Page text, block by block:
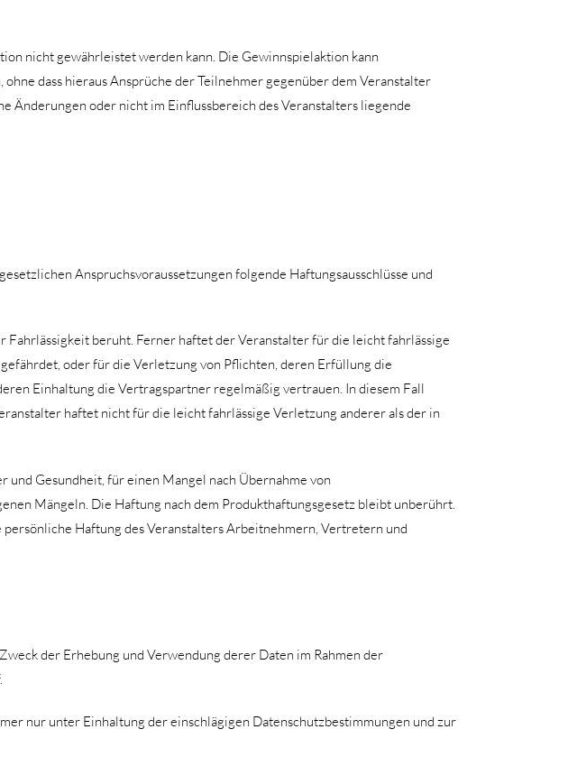
nicht gewährleistet werden kann. Die Gewinnspielaktion kann
dass hieraus Ansprüche der Teilnehmer gegenüber dem Veranstalter
Änderungen oder nicht im Einflussbereich des Veranstalters liegende
Anspruchsvoraussetzungen folgende Haftungsausschlüsse und
Fahrlässigkeit beruht. Ferner haftet der Veranstalter für die leicht fahrlässige
oder für die Verletzung von Pflichten, deren Erfüllung die
Einhaltung die Vertragspartner regelmäßig vertrauen. In diesem Fall
haftet nicht für die leicht fahrlässige Verletzung anderer als der in
Gesundheit, für einen Mangel nach Übernahme von
Mängeln. Die Haftung nach dem Produkthaftungsgesetz bleibt unberührt.
Haftung des Veranstalters Arbeitnehmern, Vertretern und
der Erhebung und Verwendung derer Daten im Rahmen der
nur unter Einhaltung der einschlägigen Datenschutzbestimmungen und zur